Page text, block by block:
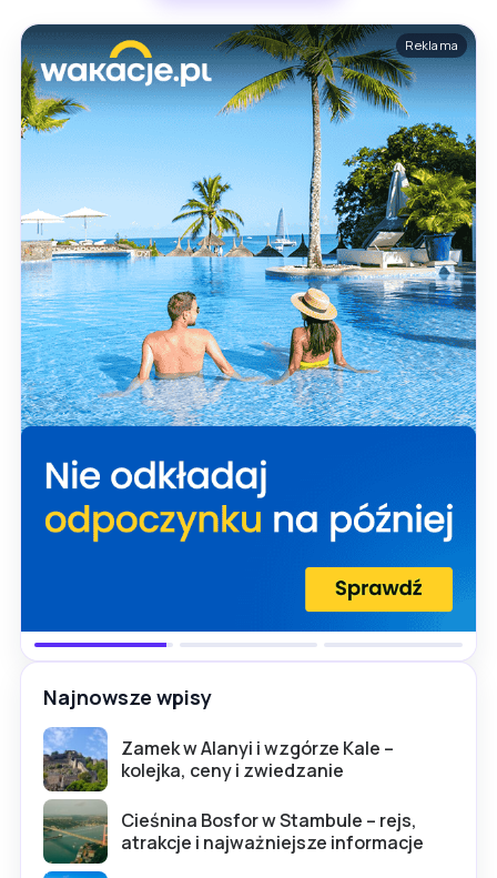
Reklama
Najnowsze wpisy
Zamek w Alanyi i wzgórze Kale –
kolejka, ceny i zwiedzanie
Cieśnina Bosfor w Stambule – rejs,
atrakcje i najważniejsze informacje